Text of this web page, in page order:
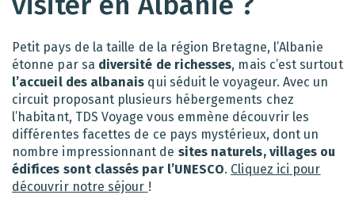
Petit pays de la taille de la région Bretagne, l’Albanie
étonne par sa diversité de richesses, mais c’est surtout
l’accueil des albanais qui séduit le voyageur. Avec un
circuit proposant plusieurs hébergements chez
l’habitant, TDS Voyage vous emmène découvrir les
différentes facettes de ce pays mystérieux, dont un
nombre impressionnant de sites naturels, villages ou
édifices sont classés par l’UNESCO. Cliquez ici pour
découvrir notre séjour !